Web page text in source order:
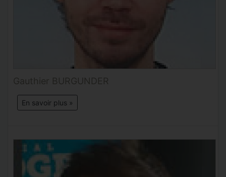
Gauthier BURGUNDER
En savoir plus »